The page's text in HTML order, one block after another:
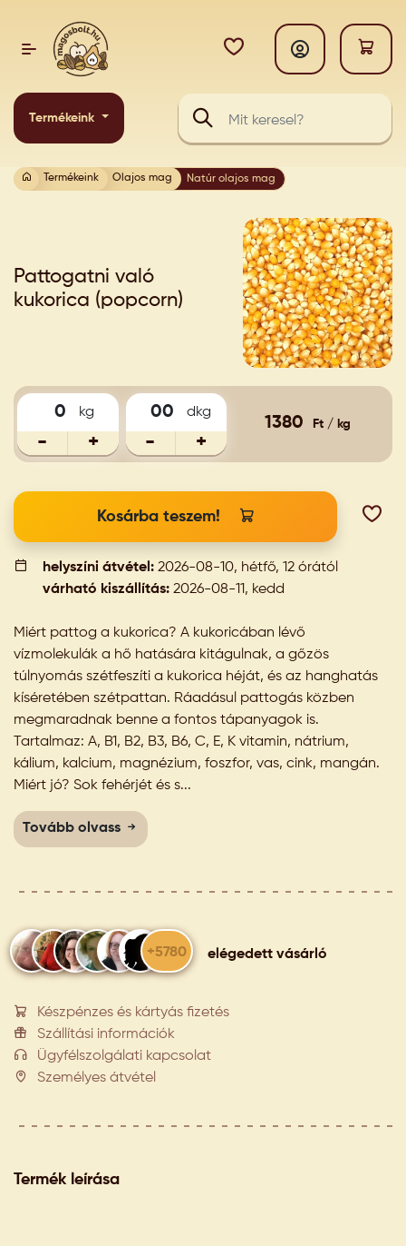
Termékeink
Termékeink Olajos mag Natúr olajos mag
Pattogatni való
kukorica (popcorn)
kg
- +
dkg
- +
1380 Ft / kg
Kosárba teszem!
helyszíni átvétel: 2026-08-10, hétfő, 12 órától
várható kiszállítás: 2026-08-11, kedd
Miért pattog a kukorica? A kukoricában lévő
vízmolekulák a hő hatására kitágulnak, a gőzös
túlnyomás szétfeszíti a kukorica héját, és az hanghatás
kíséretében szétpattan. Ráadásul pattogás közben
megmaradnak benne a fontos tápanyagok is.
Tartalmaz: A, B1, B2, B3, B6, C, E, K vitamin, nátrium,
kálium, kalcium, magnézium, foszfor, vas, cink, mangán.
Miért jó? Sok fehérjét és s...
Tovább olvass
+5780 elégedett vásárló
Készpénzes és kártyás fizetés
Szállítási információk
Ügyfélszolgálati kapcsolat
Személyes átvétel
Termék leírása